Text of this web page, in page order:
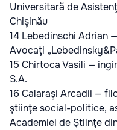
Universitară de
Chişinău
14 Lebedinschi Adrian
Avocaţi
15 Chirtoca Vasili —
S.A.
16 Calaraşi Arcadii —
ştiinţe social-politice,
Academiei de Ştiinţe